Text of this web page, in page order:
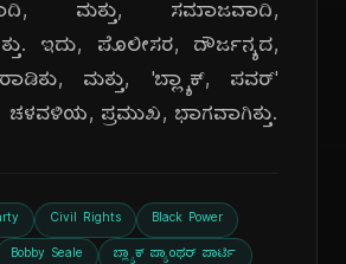
ಮತ್ತು, ಸಮಾಜವಾದಿ,
ಇದು, ಪೊಲೀಸರ, ದೌರ್ಜನ್ಯದ,
ಮತ್ತು, 'ಬ್ಲ್ಯಾಕ್, ಪವರ್'
ಚಳವಳಿಯ, ಪ್ರಮುಖ, ಭಾಗವಾಗಿತ್ತು.
Civil Rights Black Power
Bobby Seale ಬ್ಲ್ಯಾಕ್ ಪ್ಯಾಂಥರ್ ಪಾರ್ಟಿ